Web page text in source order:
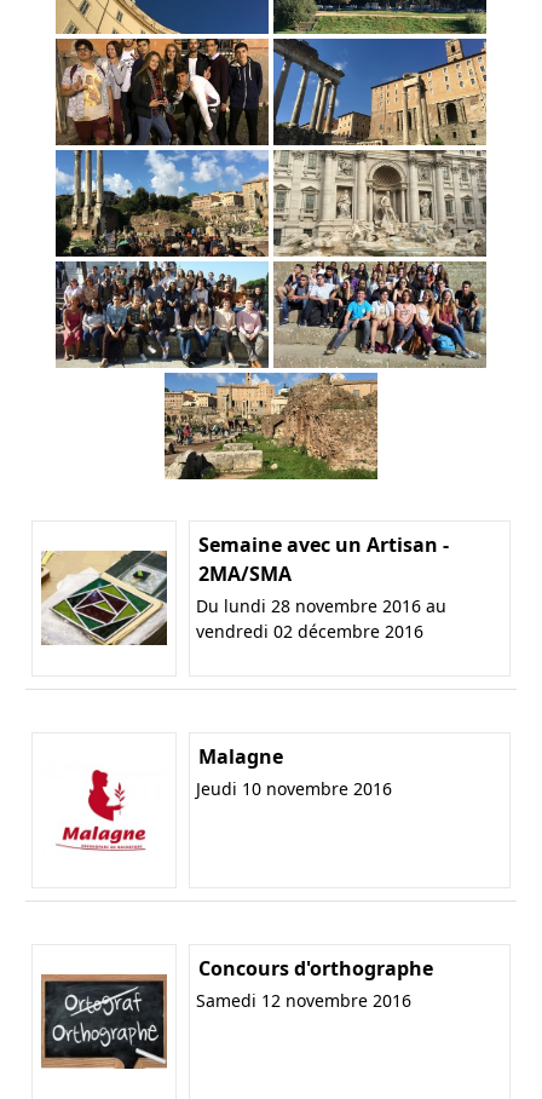
Semaine avec un Artisan -
2MA/SMA
Du lundi 28 novembre 2016 au
vendredi 02 décembre 2016
Malagne
Jeudi 10 novembre 2016
Concours d'orthographe
Samedi 12 novembre 2016